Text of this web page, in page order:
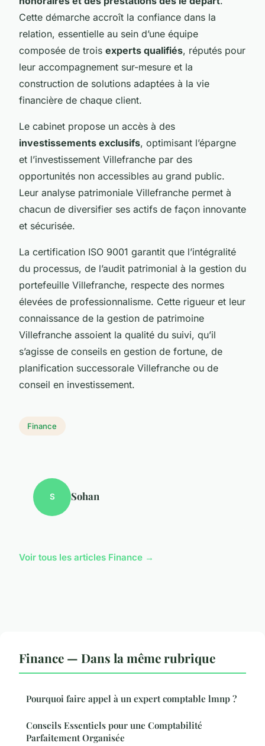
Cette démarche accroît la confiance dans la
relation, essentielle au sein d’une équipe
composée de trois experts qualifiés, réputés pour
leur accompagnement sur-mesure et la
construction de solutions adaptées à la vie
financière de chaque client.
Le cabinet propose un accès à des
investissements exclusifs, optimisant l’épargne
et l’investissement Villefranche par des
opportunités non accessibles au grand public.
Leur analyse patrimoniale Villefranche permet à
chacun de diversifier ses actifs de façon innovante
et sécurisée.
La certification ISO 9001 garantit que l’intégralité
du processus, de l’audit patrimonial à la gestion du
portefeuille Villefranche, respecte des normes
élevées de professionnalisme. Cette rigueur et leur
connaissance de la gestion de patrimoine
Villefranche assoient la qualité du suivi, qu’il
s’agisse de conseils en gestion de fortune, de
planification successorale Villefranche ou de
conseil en investissement.
Finance
S Sohan
Voir tous les articles Finance →
Finance — Dans la même rubrique
Pourquoi faire appel à un expert comptable lmnp ?
Conseils Essentiels pour une Comptabilité
Parfaitement Organisée